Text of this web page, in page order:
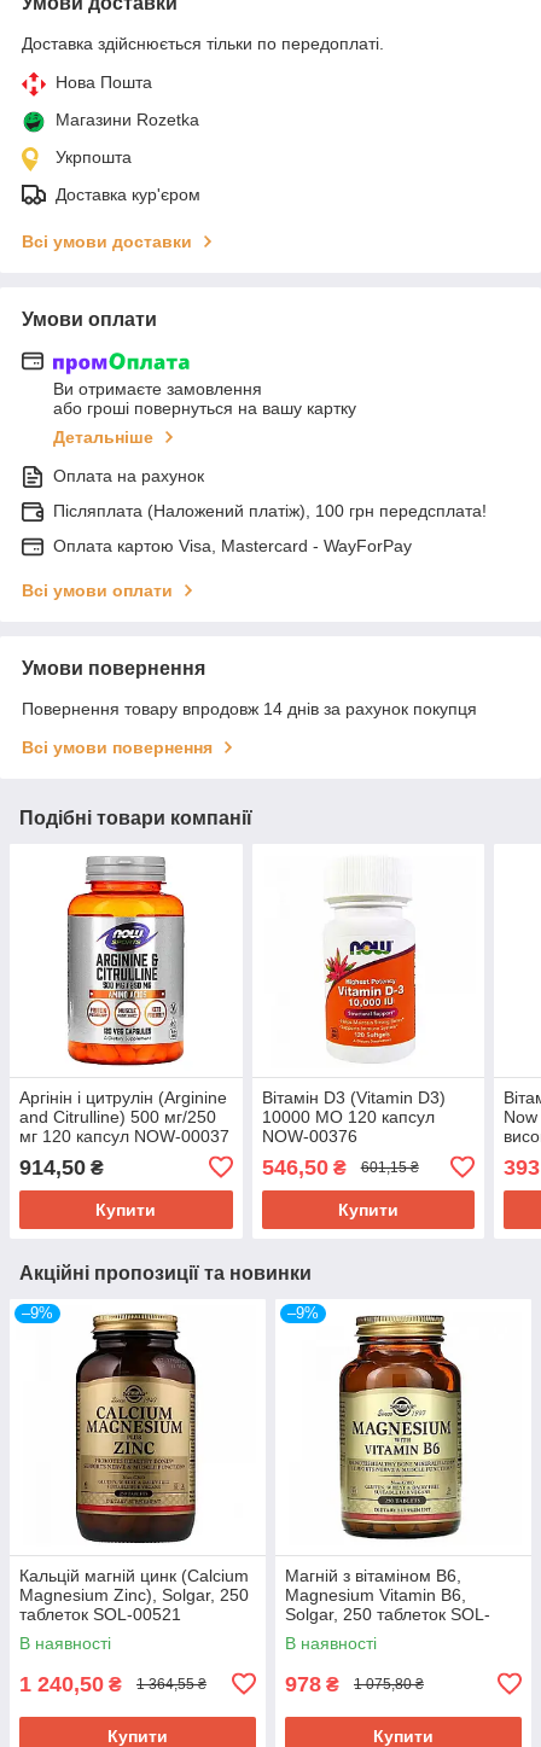
Доставка здійснюється тільки по передоплаті.
Нова Пошта
Магазини Rozetka
Укрпошта
Доставка кур'єром
Всі умови доставки
Умови оплати
Ви отримаєте замовлення
або гроші повернуться на вашу картку
Детальніше
Оплата на рахунок
Післяплата (Наложений платіж), 100 грн передсплата!
Оплата картою Visa, Mastercard - WayForPay
Всі умови оплати
Умови повернення
Повернення товару впродовж 14 днів за рахунок покупця
Всі умови повернення
Подібні товари компанії
Аргінін і цитрулін (Arginine
and Citrulline) 500 мг/250
мг 120 капсул NOW-00037
914,50 ₴
Купити
Вітамін D3 (Vitamin D3)
10000 МО 120 капсул
NOW-00376
546,50₴ 601,15 ₴
Купити
393
Акційні пропозиції та новинки
–9%
Кальцій магній цинк (Calcium
Magnesium Zinc), Solgar, 250
таблеток SOL-00521
В наявності
1 240,50 ₴ 1 364,55 ₴
Купити
–9%
Магній з вітаміном В6,
Magnesium Vitamin B6,
Solgar, 250 таблеток SOL-
01721
В наявності
978 ₴ 1 075,80 ₴
Купити